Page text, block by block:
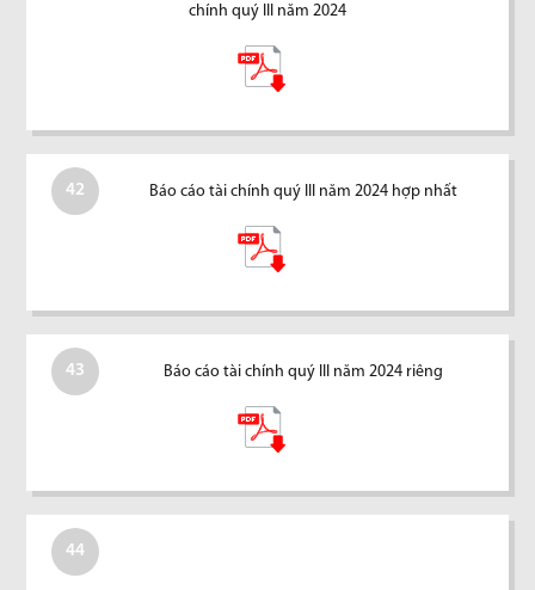
chính quý III năm 2024
42 Báo cáo tài chính quý III năm 2024 hợp nhất
43 Báo cáo tài chính quý III năm 2024 riêng
44